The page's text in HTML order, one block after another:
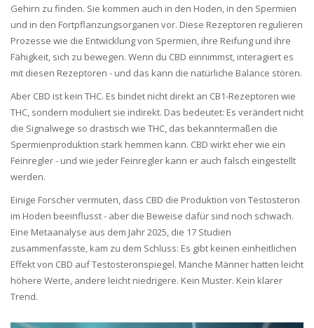
Gehirn zu finden. Sie kommen auch in den Hoden, in den Spermien
und in den Fortpflanzungsorganen vor. Diese Rezeptoren regulieren
Prozesse wie die Entwicklung von Spermien, ihre Reifung und ihre
Fähigkeit, sich zu bewegen. Wenn du CBD einnimmst, interagiert es
mit diesen Rezeptoren - und das kann die natürliche Balance stören.
Aber CBD ist kein THC. Es bindet nicht direkt an CB1-Rezeptoren wie
THC, sondern moduliert sie indirekt. Das bedeutet: Es verändert nicht
die Signalwege so drastisch wie THC, das bekanntermaßen die
Spermienproduktion stark hemmen kann. CBD wirkt eher wie ein
Feinregler - und wie jeder Feinregler kann er auch falsch eingestellt
werden.
Einige Forscher vermuten, dass CBD die Produktion von Testosteron
im Hoden beeinflusst - aber die Beweise dafür sind noch schwach.
Eine Metaanalyse aus dem Jahr 2025, die 17 Studien
zusammenfasste, kam zu dem Schluss: Es gibt keinen einheitlichen
Effekt von CBD auf Testosteronspiegel. Manche Männer hatten leicht
höhere Werte, andere leicht niedrigere. Kein Muster. Kein klarer
Trend.